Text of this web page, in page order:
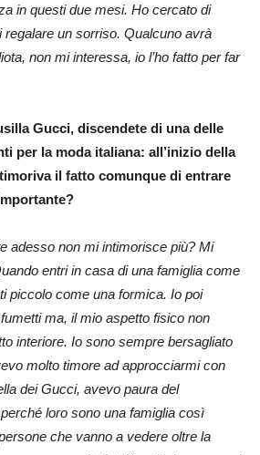
in questi due mesi. Ho cercato di
un sorriso. Qualcuno avrà
non mi interessa, io l’ho fatto per far
Gucci, discendete di una delle
per la moda italiana: all’inizio della
il fatto comunque di entrare
adesso non mi intimorisce più? Mi
entri in casa di una famiglia come
piccolo come una formica. Io poi
ma, il mio aspetto fisico non
interiore. Io sono sempre bersagliato
molto timore ad approcciarmi con
dei Gucci, avevo paura del
loro sono una famiglia così
che vanno a vedere oltre la